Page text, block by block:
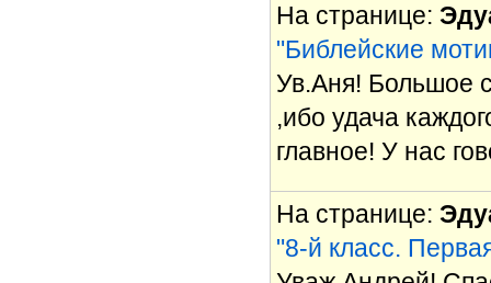
На странице:
"Библейские
Ув.Аня! Большое
,ибо удача
главное! У нас
На странице:
"8-й класс.